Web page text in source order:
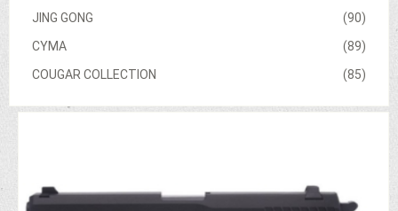
(90)
JING GONG
(89)
CYMA
(85)
COUGAR COLLECTION